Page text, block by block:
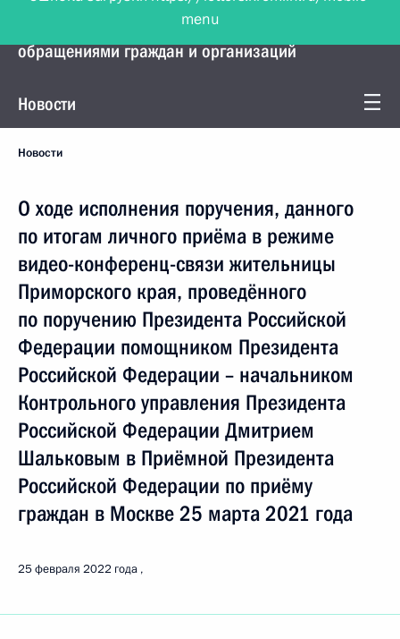
Управление Президента по работе с
обращениями граждан и организаций
Новости
Новости
О ходе исполнения поручения, данного
по итогам личного приёма в режиме
видео-конференц-связи жительницы
Приморского края, проведённого
по поручению Президента Российской
Федерации помощником Президента
Российской Федерации – начальником
Контрольного управления Президента
Российской Федерации Дмитрием
Шальковым в Приёмной Президента
Российской Федерации по приёму
граждан в Москве 25 марта 2021 года
25 февраля 2022 года
menu